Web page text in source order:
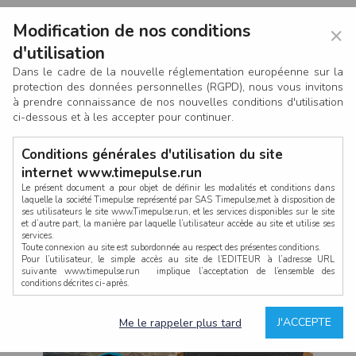
CONNEXION
×
Modification de nos conditions
d'utilisation
Dans le cadre de la nouvelle réglementation européenne sur la
protection des données personnelles (RGPD), nous vous invitons
à prendre connaissance de nos nouvelles conditions d'utilisation
ci-dessous et à les accepter pour continuer.
Conditions générales d'utilisation du site
internet www.timepulse.run
Le présent document a pour objet de définir les modalités et conditions dans
laquelle la société Timepulse représenté par SAS Timepulse,met à disposition de
ses utilisateurs le site www.Timepulse.run, et les services disponibles sur le site
et d’autre part, la manière par laquelle l’utilisateur accède au site et utilise ses
services.
Toute connexion au site est subordonnée au respect des présentes conditions.
Pour l’utilisateur, le simple accès au site de l’EDITEUR à l’adresse URL
suivante www.timepulse.run implique l’acceptation de l’ensemble des
conditions décrites ci-après.
La structure générale du site www.timepulse.run, par quelque procédé que ce
soit, sans l'autorisation préalable et par écrit de Fourcherot Mickael et/ou de ses
J'ACCEPTE
Me le rappeler plus tard